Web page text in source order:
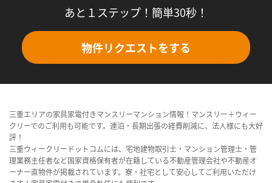
あと１ステップ！簡単30秒！
物件リクエストをする
三重エリアの家具家電付きマンスリーマンション情報！マンスリー＋ウィー
クリーでのご利用も可能です。連泊・長期出張の経費削減に、法人様にも大好
評！
三重ウィークリードットコムには、宅地建物取引士・マンション管理士・管
理業務主任者など国家資格保有者が在籍している不動産管理会社や不動産オ
ーナー直物件が掲載されています。寮・社宅として安心してご利用いただけ